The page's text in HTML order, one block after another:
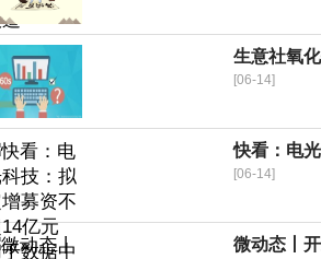
生意社氧
[06-14]
快看：电
[06-14]
微动态丨